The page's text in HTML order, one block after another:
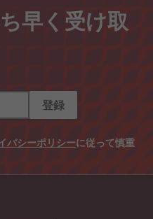
早く受け取
登録
バシーポリシーに従って慎重